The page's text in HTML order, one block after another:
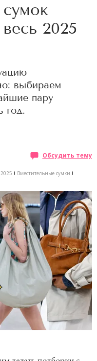
2025
выбираем
пару
год.
Обсудить тему
Вместительные сумки